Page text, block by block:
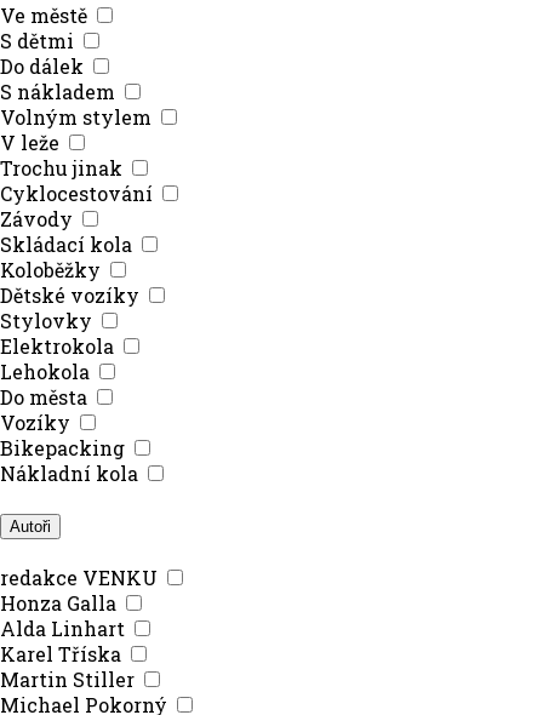
Ve městě
S dětmi
Do dálek
S nákladem
Volným stylem
V leže
Trochu jinak
Cyklocestování
Závody
Skládací kola
Koloběžky
Dětské vozíky
Stylovky
Elektrokola
Lehokola
Do města
Vozíky
Bikepacking
Nákladní kola
Autoři
redakce VENKU
Honza Galla
Alda Linhart
Karel Tříska
Martin Stiller
Michael Pokorný